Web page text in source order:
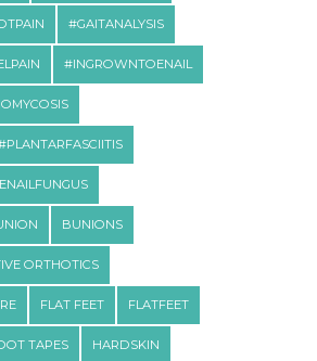
#GAITANALYSIS
#INGROWNTOENAIL
BUNIONS
ORTHOTICS
FLAT FEET FLATFEET
TAPES HARDSKIN